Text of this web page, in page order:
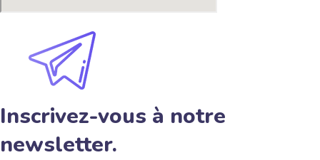
Inscrivez-vous à notre
newsletter.